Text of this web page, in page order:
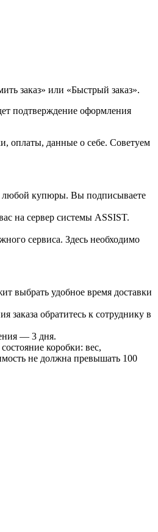
заказ» или «Быстрый заказ».
подтверждение оформления
оплаты, данные о себе. Советуем
любой купюры. Вы подписываете
на сервер системы ASSIST.
сервиса. Здесь необходимо
выбрать удобное время доставки
заказа обратитесь к сотруднику в
— 3 дня.
коробки: вес,
не должна превышать 100